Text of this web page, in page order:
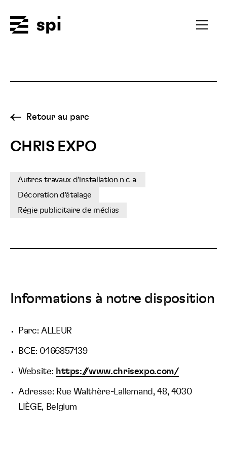
Ouvrir
Retour au parc
CHRIS EXPO
Autres travaux d'installation n.c.a.
Décoration d'étalage
Régie publicitaire de médias
Informations à notre disposition
Parc: ALLEUR
BCE: 0466857139
Website: https://www.chrisexpo.com/
Adresse: Rue Walthère-Lallemand, 48, 4030
LIÈGE, Belgium